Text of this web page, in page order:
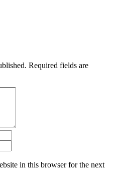
Required fields are
in this browser for the next